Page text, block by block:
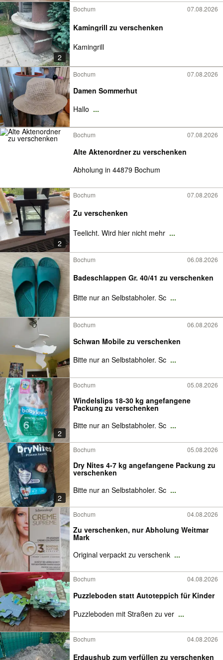
2
Bochum 07.08.2026
Kamingrill zu verschenken
Kamingrill
Bochum 07.08.2026
Damen Sommerhut
Hallo ...
Bochum 07.08.2026
Alte Aktenordner zu verschenken
Abholung in 44879 Bochum
2
Bochum 07.08.2026
Zu verschenken
Teelicht. Wird hier nicht mehr ...
Bochum 06.08.2026
Badeschlappen Gr. 40/41 zu verschenken
Bitte nur an Selbstabholer. Sc ...
Bochum 06.08.2026
Schwan Mobile zu verschenken
Bitte nur an Selbstabholer. Sc ...
2
Bochum 05.08.2026
Windelslips 18-30 kg angefangene
Packung zu verschenken
Bitte nur an Selbstabholer. Sc ...
2
Bochum 05.08.2026
Dry Nites 4-7 kg angefangene Packung zu
verschenken
Bitte nur an Selbstabholer. Sc ...
Bochum 04.08.2026
Zu verschenken, nur Abholung Weitmar
Mark
Original verpackt zu verschenk ...
Bochum 04.08.2026
Puzzleboden statt Autoteppich für Kinder
Puzzleboden mit Straßen zu ver ...
Bochum 04.08.2026
Erdaushub zum verfüllen zu verschenken